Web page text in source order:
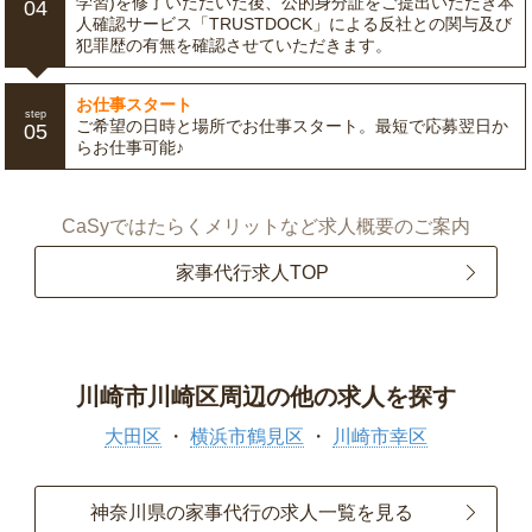
04
人確認サービス「TRUSTDOCK」による反社との関与及び
犯罪歴の有無を確認させていただきます。
step
05
お仕事スタート
ご希望の日時と場所でお仕事スタート。最短で応募翌日か
らお仕事可能♪
CaSyではたらくメリットなど求人概要のご案内
家事代行求人TOP
川崎市川崎区周辺の他の求人を探す
大田区 横浜市鶴見区 川崎市幸区
神奈川県の家事代行の求人一覧を見る